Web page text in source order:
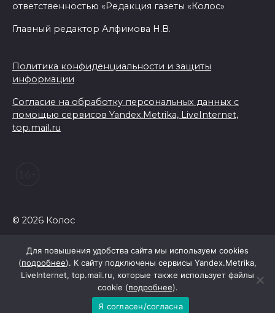
ответственностью «Редакция газеты «Колос»
Главный редактор Алфимова Н.В.
Политика конфиденциальности и защиты
информации
Согласие на обработку персональных данных с
помощью сервисов Yandex.Metrika, LiveInternet,
top.mail.ru
© 2026 Колос
Для повышения удобства сайта мы используем cookies
(подробнее). К сайту подключены сервисы Yandex.Metrika,
LiveInternet, top.mail.ru, которые также использует файлы
cookie (подробнее).
Я согласен/согласна